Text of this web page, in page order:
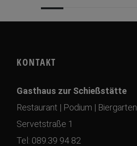
KONTAKT
Gasthaus zur Schießstätte
Restaurant | Podium | Biergarten
Servetstraße 1
Tel: 089.39 94 82